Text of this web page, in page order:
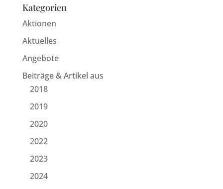
Kategorien
Aktionen
Aktuelles
Angebote
Beiträge & Artikel aus
2018
2019
2020
2022
2023
2024